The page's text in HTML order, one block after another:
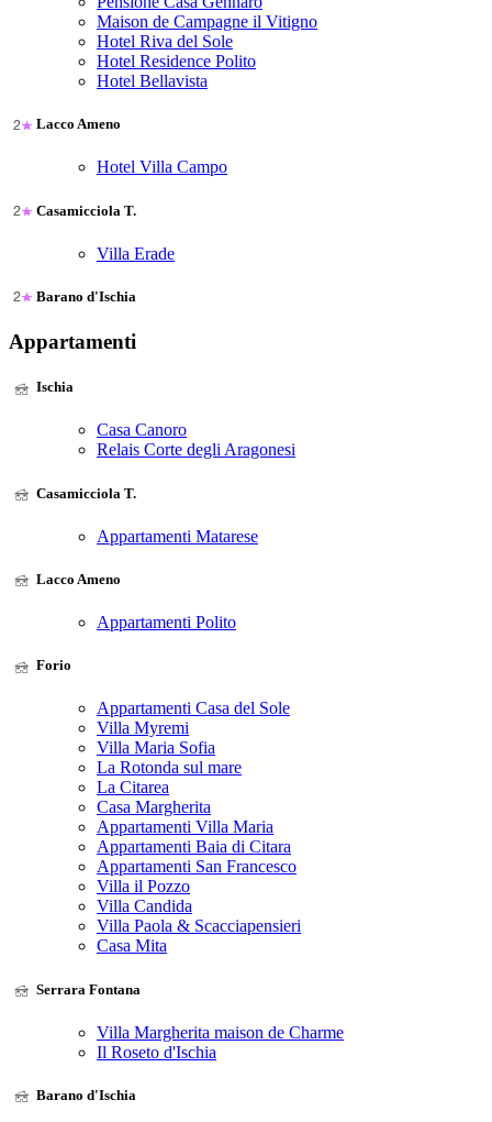
Maison de Campagne il Vitigno
Hotel Riva del Sole
Hotel Residence Polito
Hotel Bellavista
Lacco Ameno
Hotel Villa Campo
Casamicciola T.
Villa Erade
Barano d'Ischia
Appartamenti
Ischia
Casa Canoro
Relais Corte degli Aragonesi
Casamicciola T.
Appartamenti Matarese
Lacco Ameno
Appartamenti Polito
Forio
Appartamenti Casa del Sole
Villa Myremi
Villa Maria Sofia
La Rotonda sul mare
La Citarea
Casa Margherita
Appartamenti Villa Maria
Appartamenti Baia di Citara
Appartamenti San Francesco
Villa il Pozzo
Villa Candida
Villa Paola & Scacciapensieri
Casa Mita
Serrara Fontana
Villa Margherita maison de Charme
Il Roseto d'Ischia
Barano d'Ischia